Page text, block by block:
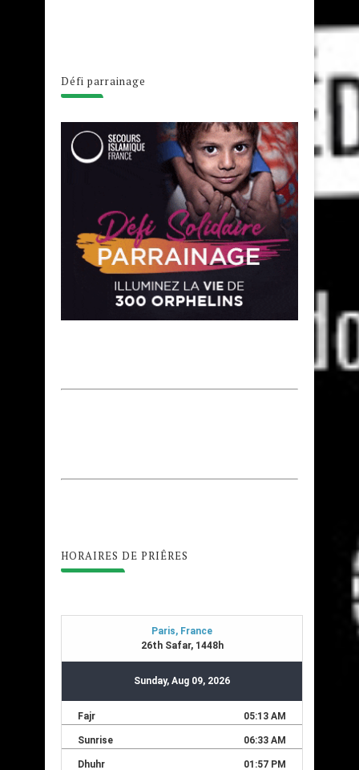
Défi parrainage
HORAIRES DE PRIÊRES